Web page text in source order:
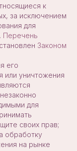
к
за исключением
для
Перечень
Законом
его
или уничтожения
для
своих прав;
обработку
на рынке